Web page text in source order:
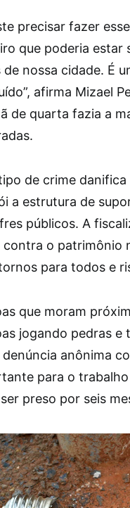
precisar fazer
que poderia estar
de nossa cidade. É
afirma Mizael
de quarta fazia a
de crime
a estrutura de
públicos. A
contra o patrimônio
para todos e
que moram
jogando pedras e
denúncia anônima
para o
preso por seis